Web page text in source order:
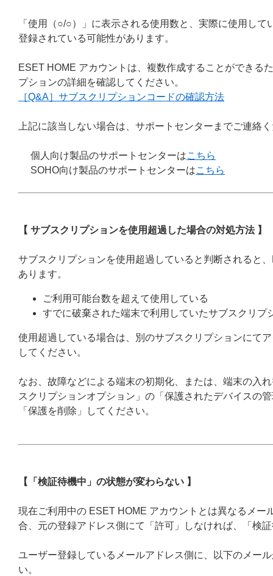
「使用（○/○）」に表示される使用数と、実際に使用し
登録されている可能性があります。
ESET HOME アカウントは、複数作成することができる
プションの詳細を確認してください。
［Q&A］サブスクリプションコードの確認方法
上記に該当しない場合は、サポートセンターまでご連絡
個人向け製品のサポートセンターはこちら
SOHO向け製品のサポートセンターはこちら
【 サブスクリプションを使用超過した場合の対処方法 】
サブスクリプションを使用超過していると判断されると
あります。
ご利用可能台数を超えて使用している
すでに破棄された端末で利用していたサブスクリプ
使用超過している場合は、別のサブスクリプションにて
してください。
なお、故障などによる端末の初期化、または、端末の入
スクリプションオプション」の「保護されたデバイスの
「保護を削除」してください。
【「検証待機中」の状態が変わらない 】
現在ご利用中の ESET HOME アカウントとは異なるメ
合、元の登録アドレス側にて「許可」しなければ、「検
ユーザー登録しているメールアドレス側に、以下のメー
い。